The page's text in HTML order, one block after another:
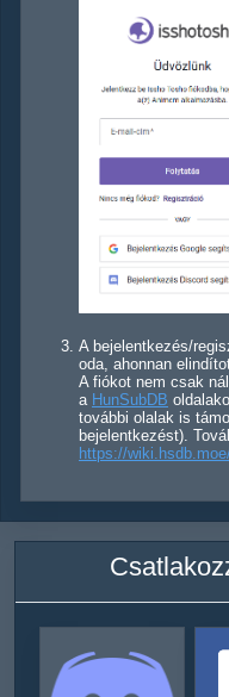
A bejelentkezés/
oda, ahonnan
A fiókot nem csak
a HunSubDB
további olalak is
bejelentkezést).
https://